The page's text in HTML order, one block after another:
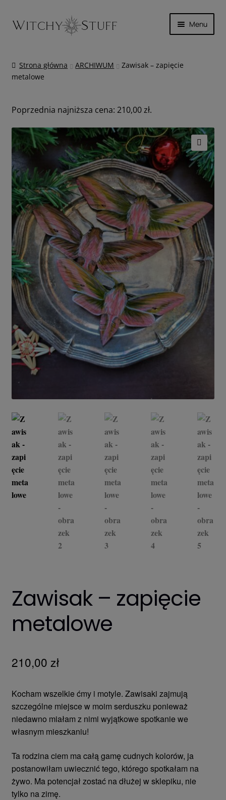
Przejdź
do
Przejdź
do
Menu
MAGICZNIE
INNE
WYPRZEDAŻ
KOSZYK
Strona główna ARCHIWUM
Zawisak – zapięcie
metalowe
Poprzednia najniższa cena: 210,00zł.
🔍
Zawisak – zapięcie
metalowe
210,00 zł
Kocham wszelkie ćmy i motyle. Zawisaki zajmują
szczególne miejsce w moim serduszku ponieważ
niedawno miałam z nimi wyjątkowe spotkanie we
własnym mieszkaniu!
Ta rodzina ciem ma całą gamę cudnych kolorów, ja
postanowiłam uwiecznić tego, którego spotkałam na
żywo. Ma potencjał zostać na dłużej w sklepiku, nie
tylko na zimę.